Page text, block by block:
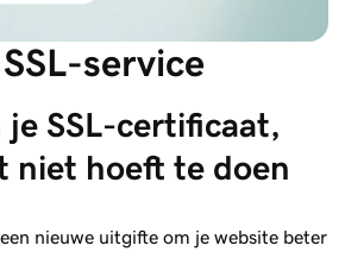
service
SSL-certificaat,
niet hoeft te doen
nieuwe uitgifte om je website beter